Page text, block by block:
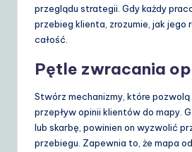
przeglądu strategii. Gdy każdy
przebieg klienta, zrozumie, jak jego
całość.
Pętle zwracania
Stwórz mechanizmy, które pozwolą
przepływ opinii klientów do mapy.
lub skarbę, powinien on wyzwolić
przebiegu. Zapewnia to, że mapa